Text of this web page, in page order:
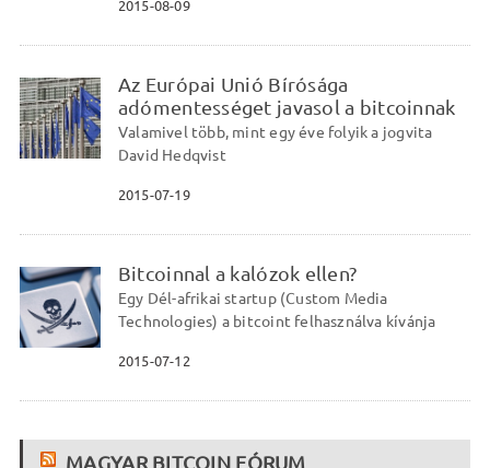
2015-08-09
Az Európai Unió Bírósága
adómentességet javasol a bitcoinnak
Valamivel több, mint egy éve folyik a jogvita
David Hedqvist
2015-07-19
Bitcoinnal a kalózok ellen?
Egy Dél-afrikai startup (Custom Media
Technologies) a bitcoint felhasználva kívánja
2015-07-12
MAGYAR BITCOIN FÓRUM